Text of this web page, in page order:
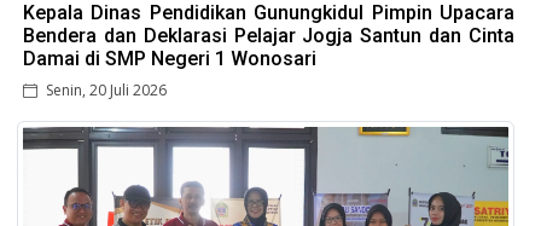
Kepala Dinas Pendidikan Gunungkidul Pimpin Upacara
Bendera dan Deklarasi Pelajar Jogja Santun dan Cinta
Damai di SMP Negeri 1 Wonosari
Senin, 20 Juli 2026